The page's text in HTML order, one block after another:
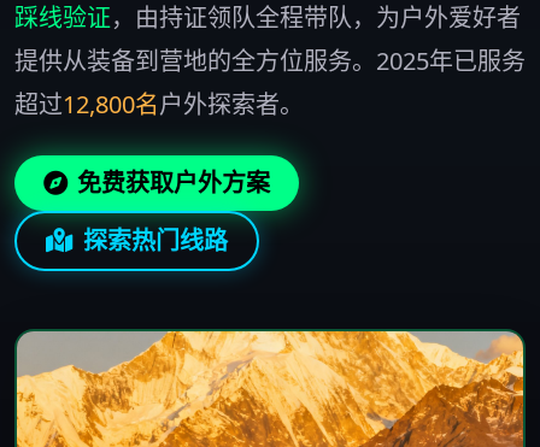
踩线验证，由持证领队全程带队，为户外爱好者
提供从装备到营地的全方位服务。2025年已服务
超过12,800名户外探索者。
免费获取户外方案
探索热门线路